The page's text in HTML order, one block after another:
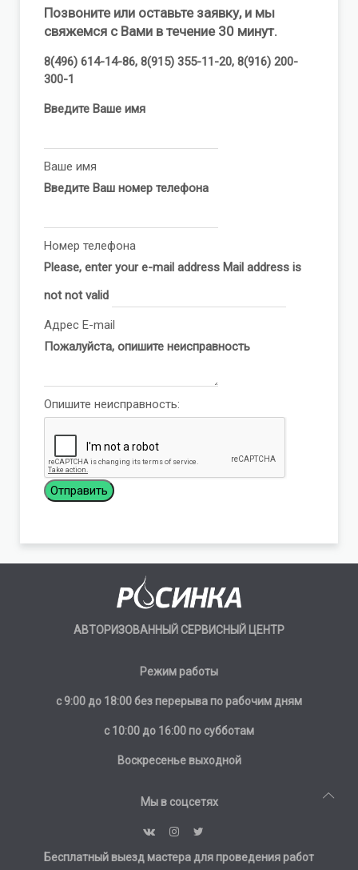
Позвоните или оставьте заявку, и мы
свяжемся с Вами в течение 30 минут.
8(496) 614-14-86, 8(915) 355-11-20, 8(916) 200-
300-1
Введите Ваше имя
Ваше имя
Введите Ваш номер телефона
Номер телефона
Please, enter your e-mail address Mail address is
not not valid
Адрес E-mail
Пожалуйста, опишите неисправность
Опишите неисправность:
АВТОРИЗОВАННЫЙ СЕРВИСНЫЙ ЦЕНТР
Режим работы
с 9:00 до 18:00 без перерыва по рабочим дням
с 10:00 до 16:00 по субботам
Воскресенье выходной
Мы в соцсетях
Бесплатный выезд мастера для проведения работ